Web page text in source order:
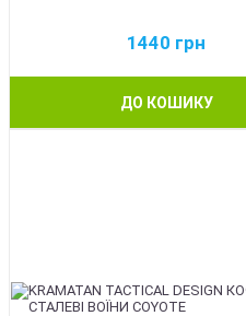
1440 грн
ДО КОШИКУ